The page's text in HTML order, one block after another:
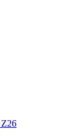
Z26